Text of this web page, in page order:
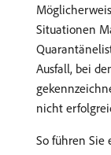
Situationen
Ausfall, bei
nicht
So führen Sie